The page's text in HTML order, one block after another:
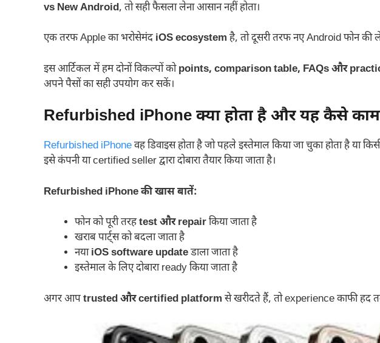
vs New Android, तो सही फैसला लेना आसान नहीं होता।
एक तरफ Apple का भरोसेमंद iOS ecosystem है, तो दूसरी तरफ नए Android फोन की
इस आर्टिकल में हम दोनों विकल्पों कोpoints, comparison table, FAQs और
अपने पैसों का सही उपयोग कर सकें।
Refurbished iPhone क्या होता है और यह कैसे
Refurbished iPhoneवह डिवाइस होता है जो पहले इस्तेमाल किया जा चुका होता है या
इसे कंपनी या certified seller द्वारा दोबारा तैयार किया जाता है।
Refurbished iPhone की खास बातें:
फोन को पूरी तरहtest और repairकिया जाता है
खराब पार्ट्स को बदला जाता है
नयाiOS software updateडाला जाता है
इस्तेमाल के लिए दोबारा ready किया जाता है
अगर आपtrusted और certified platform से खरीदते हैं, तो experience काफी हद